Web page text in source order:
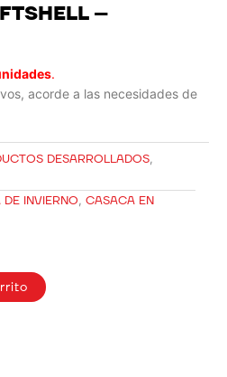
–
.
acorde a las necesidades de
DESARROLLADOS,
INVIERNO, CASACA EN